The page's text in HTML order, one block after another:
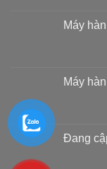
Máy
Máy
Đang